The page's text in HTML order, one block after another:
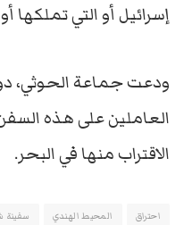
إسرائيل أو التي تملكها
ودعت جماعة الحوثي،
العاملين على هذه
الاقتراب منها في البحر.
احتراق المحيط الهندي سفينة